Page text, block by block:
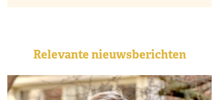
Relevante nieuwsberichten